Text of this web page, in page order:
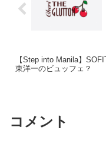
【Step into Manila】
東洋一のビュッフェ？
コメント